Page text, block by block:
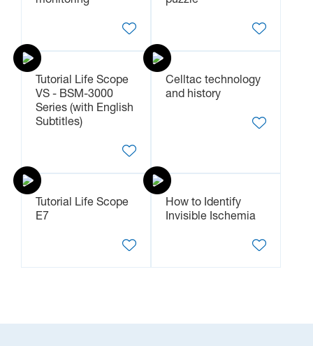
Tutorial Life Scope
VS - BSM-3000
Series (with English
Subtitles)
Celltac technology
and history
Tutorial Life Scope
E7
How to Identify
Invisible Ischemia